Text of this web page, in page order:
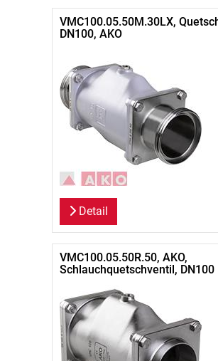
VMC100.05.50M.30LX,
DN100, AKO
Detail
VMC100.05.50R.50, AKO,
Schlauchquetschventil, DN100